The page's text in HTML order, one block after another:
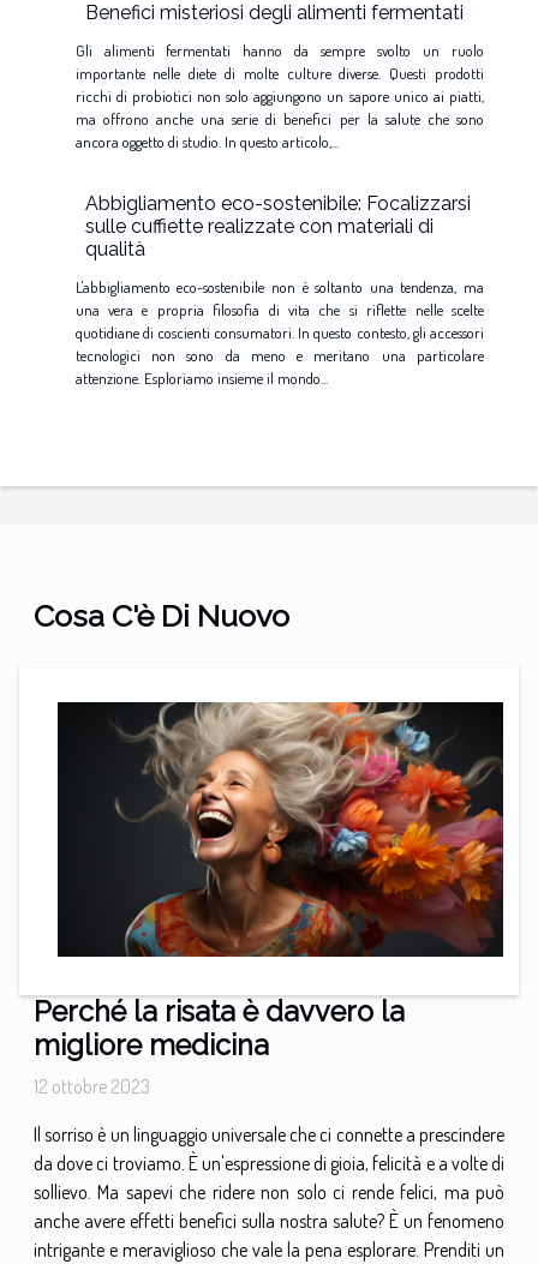
Benefici misteriosi degli alimenti fermentati
Gli alimenti fermentati hanno da sempre svolto un ruolo
importante nelle diete di molte culture diverse. Questi prodotti
ricchi di probiotici non solo aggiungono un sapore unico ai piatti,
ma offrono anche una serie di benefici per la salute che sono
ancora oggetto di studio. In questo articolo,...
Abbigliamento eco-sostenibile: Focalizzarsi
sulle cuffiette realizzate con materiali di
qualità
L'abbigliamento eco-sostenibile non è soltanto una tendenza, ma
una vera e propria filosofia di vita che si riflette nelle scelte
quotidiane di coscienti consumatori. In questo contesto, gli accessori
tecnologici non sono da meno e meritano una particolare
attenzione. Esploriamo insieme il mondo...
Cosa C'è Di Nuovo
Perché la risata è davvero la
migliore medicina
12 ottobre 2023
Il sorriso è un linguaggio universale che ci connette a prescindere
da dove ci troviamo. È un'espressione di gioia, felicità e a volte di
sollievo. Ma sapevi che ridere non solo ci rende felici, ma può
anche avere effetti benefici sulla nostra salute? È un fenomeno
intrigante e meraviglioso che vale la pena esplorare. Prenditi un